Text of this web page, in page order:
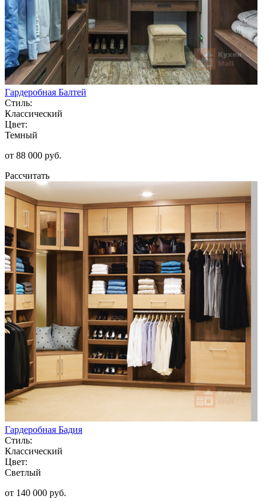
Гардеробная Балтей
Стиль:
Классический
Цвет:
Темный
от 88 000 руб.
Рассчитать
Гардеробная Бадия
Стиль:
Классический
Цвет:
Светлый
от 140 000 руб.